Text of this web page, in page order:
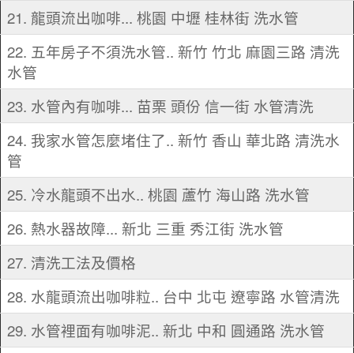
21. 龍頭流出咖啡... 桃園 中壢 桂林街 洗水管
22. 五年房子不須洗水管.. 新竹 竹北 麻園三路 清洗
水管
23. 水管內有咖啡... 苗栗 頭份 信一街 水管清洗
24. 我家水管怎麼堵住了.. 新竹 香山 華北路 清洗水
管
25. 冷水龍頭不出水.. 桃園 蘆竹 海山路 洗水管
26. 熱水器故障... 新北 三重 秀江街 洗水管
27. 清洗工法及價格
28. 水龍頭流出咖啡粒.. 台中 北屯 遼寧路 水管清洗
29. 水管裡面有咖啡泥.. 新北 中和 圓通路 洗水管